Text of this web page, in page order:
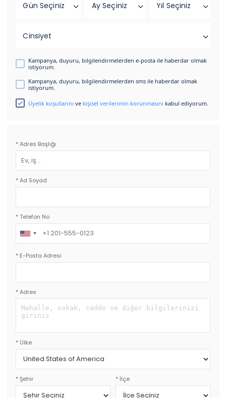
Gün Seçiniz Ay Seçiniz Yıl Seçiniz
Cinsiyet
Kampanya, duyuru, bilgilendirmelerden e-posta ile haberdar olmak
istiyorum.
Kampanya, duyuru, bilgilendirmelerden sms ile haberdar olmak
istiyorum.
Üyelik koşullarını ve kişisel verilerimin korunmasını kabul ediyorum.
* Adres Başlığı
* Ad Soyad
* Telefon No
* E-Posta Adresi
* Adres
* Ülke
* Şehir * İlçe